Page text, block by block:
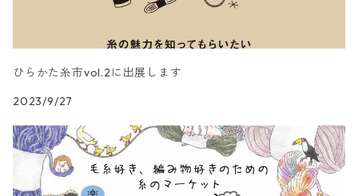
ひらかた糸市vol.2に出展します
2023/9/27